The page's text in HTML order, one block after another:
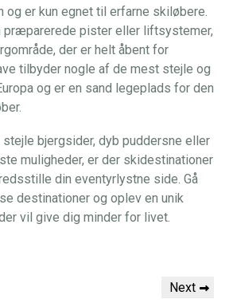
er kun egnet til erfarne skiløbere.
præparerede pister eller liftsystemer,
der er helt åbent for
tilbyder nogle af de mest stejle og
og er en sand legeplads for den
bjergsider, dyb puddersne eller
muligheder, er der skidestinationer
din eventyrlystne side. Gå
destinationer og oplev en unik
vil give dig minder for livet.
Next
Next